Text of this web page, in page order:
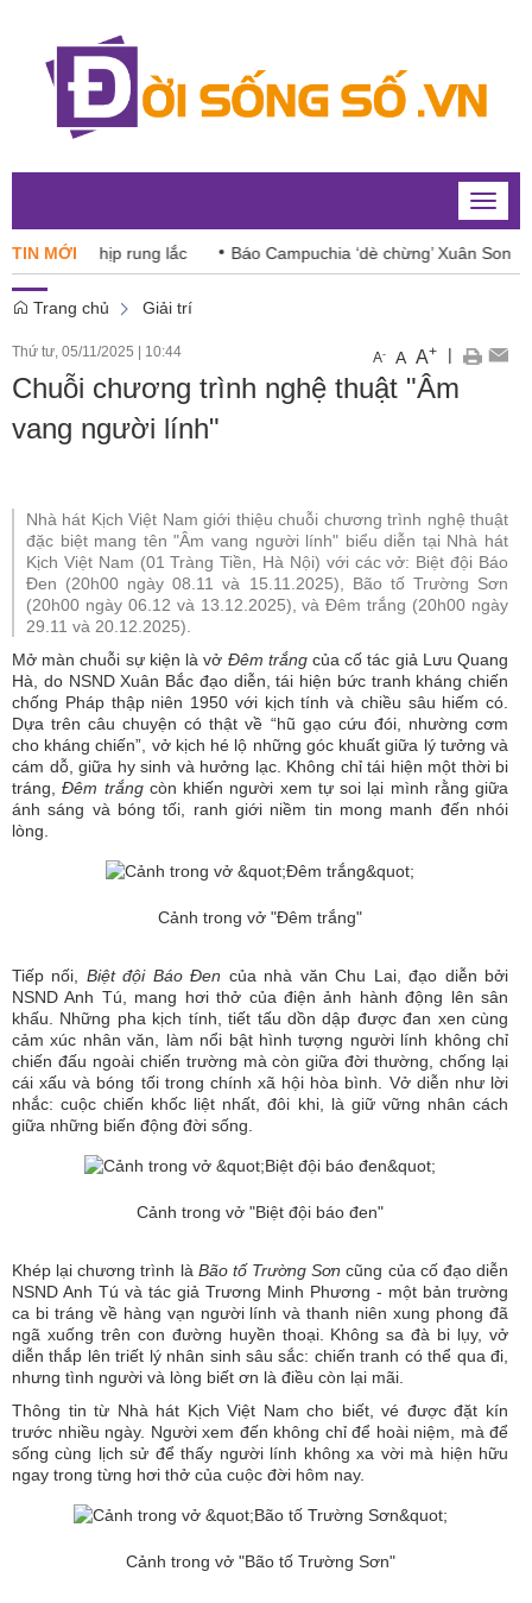
Toggle
TIN MỚI
các nhịp rung lắc Báo Campuchia ‘dè chừng’ Xuân Son
Trang chủ Giải trí
Thứ tư, 05/11/2025 10:44 A- A A+ |
Chuỗi chương trình nghệ thuật "Âm
vang người lính"
Nhà hát Kịch Việt Nam giới thiệu chuỗi chương trình nghệ thuật
đặc biệt mang tên "Âm vang người lính" biểu diễn tại Nhà hát
Kịch Việt Nam (01 Tràng Tiền, Hà Nội) với các vở: Biệt đội Báo
Đen (20h00 ngày 08.11 và 15.11.2025), Bão tố Trường Sơn
(20h00 ngày 06.12 và 13.12.2025), và Đêm trắng (20h00 ngày
29.11 và 20.12.2025).
Mở màn chuỗi sự kiện là vở Đêm trắngcủa cố tác giả Lưu Quang
Hà, do NSND Xuân Bắc đạo diễn, tái hiện bức tranh kháng chiến
chống Pháp thập niên 1950 với kịch tính và chiều sâu hiếm có.
Dựa trên câu chuyện có thật về “hũ gạo cứu đói, nhường cơm
cho kháng chiến”, vở kịch hé lộ những góc khuất giữa lý tưởng và
cám dỗ, giữa hy sinh và hưởng lạc. Không chỉ tái hiện một thời bi
tráng,Đêm trắngcòn khiến người xem tự soi lại mình rằng giữa
ánh sáng và bóng tối, ranh giới niềm tin mong manh đến nhói
lòng.
Cảnh trong vở "Đêm trắng"
Tiếp nối, Biệt đội Báo Đen của nhà văn Chu Lai, đạo diễn bởi
NSND Anh Tú, mang hơi thở của điện ảnh hành động lên sân
khấu. Những pha kịch tính, tiết tấu dồn dập được đan xen cùng
cảm xúc nhân văn, làm nổi bật hình tượng người lính không chỉ
chiến đấu ngoài chiến trường mà còn giữa đời thường, chống lại
cái xấu và bóng tối trong chính xã hội hòa bình. Vở diễn như lời
nhắc: cuộc chiến khốc liệt nhất, đôi khi, là giữ vững nhân cách
giữa những biến động đời sống.
Cảnh trong vở "Biệt đội báo đen"
Khép lại chương trình là Bão tố Trường Sơn cũng của cố đạo diễn
NSND Anh Tú và tác giả Trương Minh Phương - một bản trường
ca bi tráng về hàng vạn người lính và thanh niên xung phong đã
ngã xuống trên con đường huyền thoại. Không sa đà bi lụy, vở
diễn thắp lên triết lý nhân sinh sâu sắc: chiến tranh có thể qua đi,
nhưng tình người và lòng biết ơn là điều còn lại mãi.
Thông tin từ Nhà hát Kịch Việt Nam cho biết, vé được đặt kín
trước nhiều ngày. Người xem đến không chỉ để hoài niệm, mà để
sống cùng lịch sử để thấy người lính không xa vời mà hiện hữu
ngay trong từng hơi thở của cuộc đời hôm nay.
Cảnh trong vở "Bão tố Trường Sơn"